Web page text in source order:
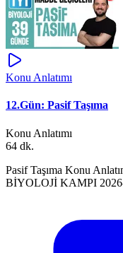
Konu Anlatımı
12.Gün: Pasif Taşıma
Konu Anlatımı
64 dk.
Pasif Taşıma Konu
BİYOLOJİ KAMPI